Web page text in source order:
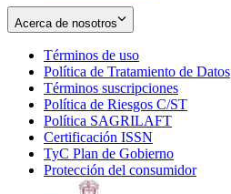
Acerca de nosotros
Términos de uso
in
new
window
Política de Tratamiento de Datos
Términos suscripciones
in
Política de Riesgos C/ST
Política SAGRILAFT
new
window
Certificación ISSN
in
new
TyC Plan de Gobierno
in
Protección del consumidorOpens